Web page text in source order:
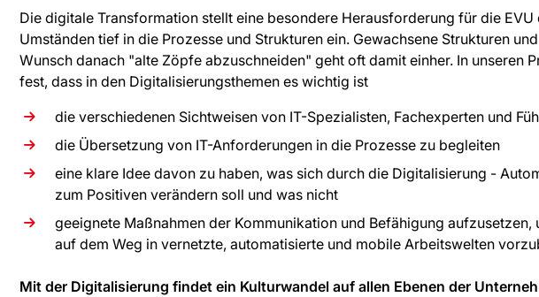
Die digitale Transformation stellt eine besondere Herausforderung für die
Umständen tief in die Prozesse und Strukturen ein. Gewachsene Strukturen
Wunsch danach "alte Zöpfe abzuschneiden" geht oft damit einher. In unseren
fest, dass in den Digitalisierungsthemen es wichtig ist
die verschiedenen Sichtweisen von IT-Spezialisten, Fachexperten und
die Übersetzung von IT-Anforderungen in die Prozesse zu begleiten
eine klare Idee davon zu haben, was sich durch die Digitalisierung -
zum Positiven verändern soll und was nicht
geeignete Maßnahmen der Kommunikation und Befähigung aufzusetzen,
auf dem Weg in vernetzte, automatisierte und mobile Arbeitswelten
Mit der Digitalisierung findet ein Kulturwandel auf allen Ebenen der